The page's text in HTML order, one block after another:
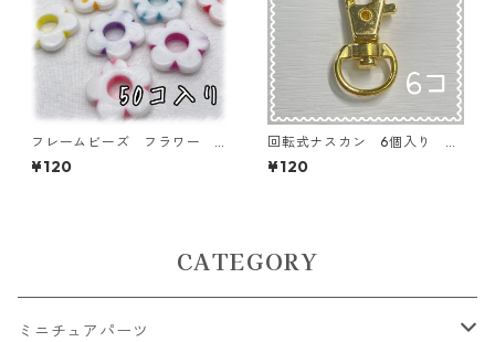
フレームビーズ フラワー
ミックス 50個入り【AB‐F
U13】
¥120
回転式ナスカン 6個入り ゴ
ールド【AP-KNK1-GLD】
¥120
CATEGORY
ミニチュアパーツ